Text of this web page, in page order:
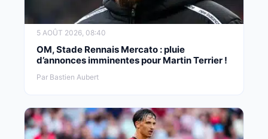
5 AOÛT 2026, 08:40
OM, Stade Rennais Mercato : pluie
d’annonces imminentes pour Martin Terrier !
Par Bastien Aubert